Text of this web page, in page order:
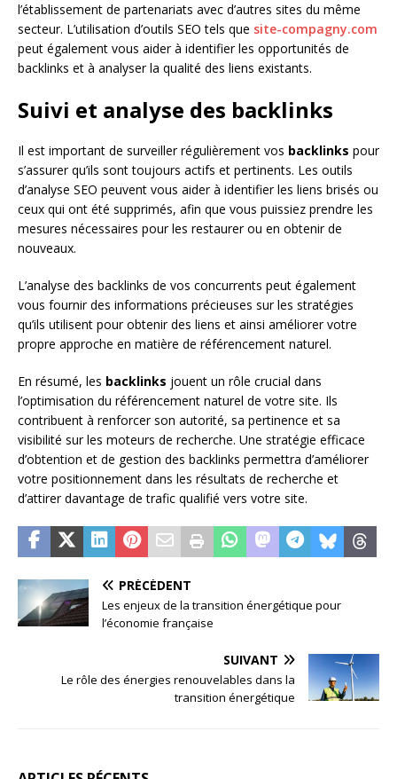
l’établissement de partenariats avec d’autres sites du même
secteur. L’utilisation d’outils SEO tels que site-compagny.com
peut également vous aider à identifier les opportunités de
backlinks et à analyser la qualité des liens existants.
Suivi et analyse des backlinks
Il est important de surveiller régulièrement vos backlinks pour
s’assurer qu’ils sont toujours actifs et pertinents. Les outils
d’analyse SEO peuvent vous aider à identifier les liens brisés ou
ceux qui ont été supprimés, afin que vous puissiez prendre les
mesures nécessaires pour les restaurer ou en obtenir de
nouveaux.
L’analyse des backlinks de vos concurrents peut également
vous fournir des informations précieuses sur les stratégies
qu’ils utilisent pour obtenir des liens et ainsi améliorer votre
propre approche en matière de référencement naturel.
En résumé, les backlinks jouent un rôle crucial dans
l’optimisation du référencement naturel de votre site. Ils
contribuent à renforcer son autorité, sa pertinence et sa
visibilité sur les moteurs de recherche. Une stratégie efficace
d’obtention et de gestion des backlinks permettra d’améliorer
votre positionnement dans les résultats de recherche et
d’attirer davantage de trafic qualifié vers votre site.
PRÉCÉDENT
Les enjeux de la transition énergétique pour
l’économie française
SUIVANT
Le rôle des énergies renouvelables dans la
transition énergétique